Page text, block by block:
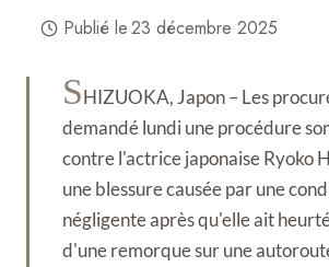
Publié le23 décembre 2025
SHIZUOKA, Japon – Les
demandé lundi une procédure
contre l'actrice japonaise Ryoko
une blessure causée par une
négligente après qu'elle ait
d'une remorque sur une